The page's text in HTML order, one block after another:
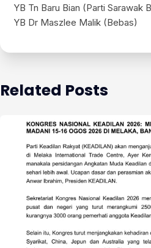
YB Tn Baru Bian (Parti Sarawak
YB Dr Maszlee Malik (Bebas)
Related Posts